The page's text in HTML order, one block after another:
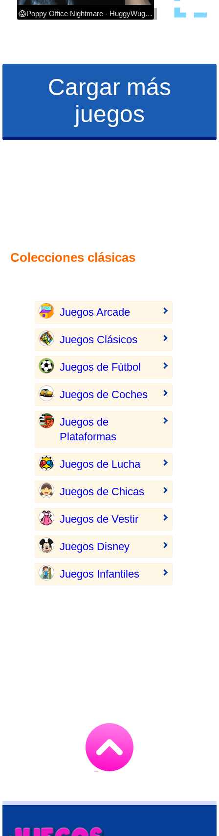
😱Poppy Office Nightmare - HuggyWuggy 😱 #poppy #HuggyWuggy #jogo #game #PoppyOfficeNightmare
Cargar más
juegos
Colecciones clásicas
Juegos Arcade
Juegos Clásicos
Juegos de Fútbol
Juegos de Coches
Juegos de
Plataformas
Juegos de Lucha
Juegos de Chicas
Juegos de Vestir
Juegos Disney
Juegos Infantiles